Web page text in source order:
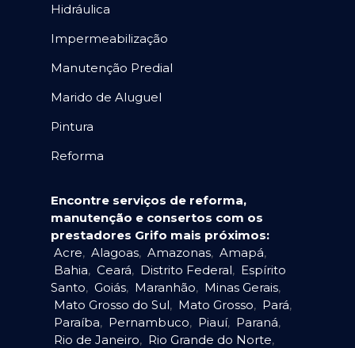
Hidráulica
Impermeabilização
Manutenção Predial
Marido de Aluguel
Pintura
Reforma
Encontre serviços de reforma,
manutenção e consertos com os
prestadores Grifo mais próximos:
Acre, Alagoas, Amazonas, Amapá,
Bahia, Ceará, Distrito Federal, Espírito
Santo, Goiás, Maranhão, Minas Gerais,
Mato Grosso do Sul, Mato Grosso, Pará,
Paraíba, Pernambuco, Piauí, Paraná,
Rio de Janeiro, Rio Grande do Norte,